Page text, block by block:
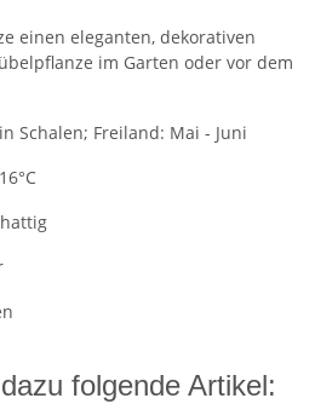
einen eleganten, dekorativen
im Garten oder vor dem
Schalen; Freiland: Mai - Juni
folgende Artikel: